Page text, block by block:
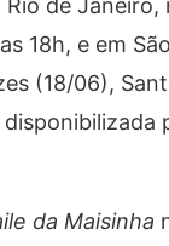
de Janeiro,
18h, e em
(18/06),
da Maisinha